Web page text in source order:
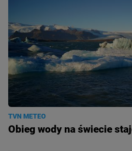
TVN METEO
Obieg wody na świecie